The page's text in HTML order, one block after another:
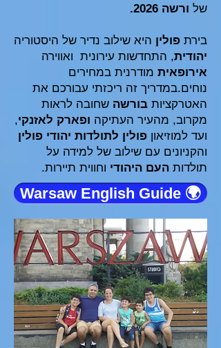
של ורשה 2026.
בירת פולין היא שילוב נדיר של היסטוריה
יהודית, התחדשות עירונית ואווירה
אירופאית מודרנית במחירים
נוחים.במדריך זה ריכזתי עבורכם את
האטרקציות בורשה שחובה לראות
מקרוב, מהעיר העתיקה ופארק לאזנקי,
ועד למוזיאון פולין לתולדות יהודי פולין
והקניונים עם שילוב של למידה על
תולדות העם היהודי וחווית תיירות.
🌍 Warsaw English Guide